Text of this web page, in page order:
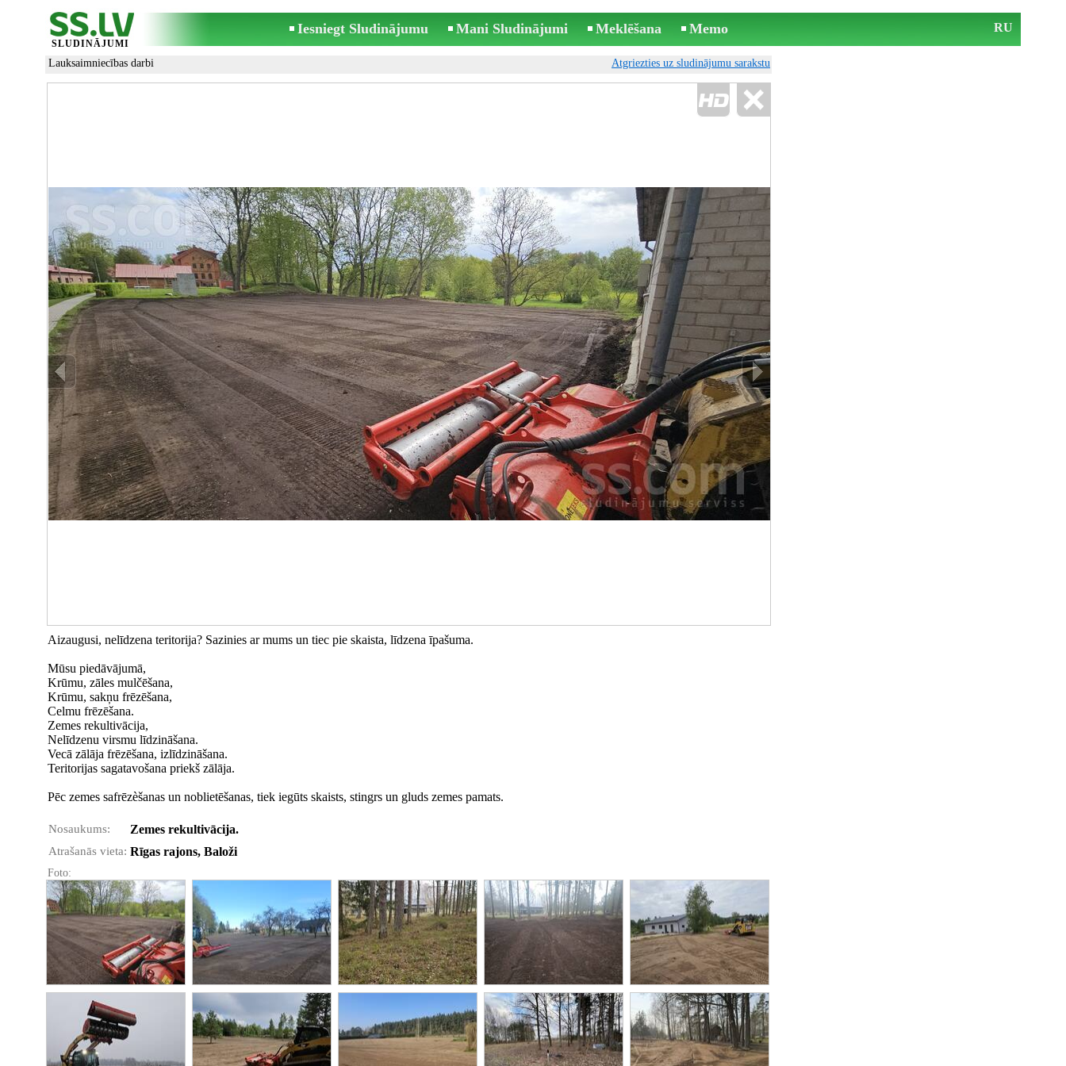
SLUDINĀJUMI
Iesniegt Sludinājumu Mani Sludinājumi Meklēšana Memo RU
Lauksaimniecības darbi Atgriezties uz sludinājumu sarakstu
Aizaugusi, nelīdzena teritorija? Sazinies ar mums un tiec pie skaista, līdzena īpašuma.
Mūsu piedāvājumā,
Krūmu, zāles mulčēšana,
Krūmu, sakņu frēzēšana,
Celmu frēzēšana.
Zemes rekultivācija,
Nelīdzenu virsmu līdzināšana.
Vecā zālāja frēzēšana, izlīdzināšana.
Teritorijas sagatavošana priekš zālāja.
Pēc zemes safrēzèšanas un noblietēšanas, tiek iegūts skaists, stingrs un gluds zemes pamats.
Nosaukums: Zemes rekultivācija.
Atrašanās vieta: Rīgas rajons, Baloži
Foto: